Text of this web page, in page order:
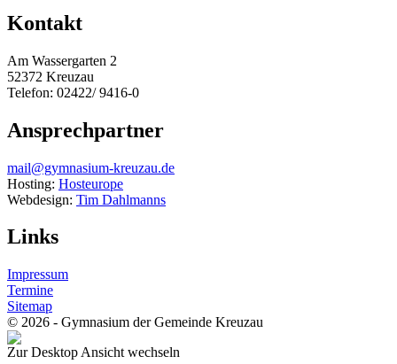
Kontakt
Am Wassergarten 2
52372 Kreuzau
Telefon: 02422/ 9416-0
Ansprechpartner
mail@gymnasium-kreuzau.de
Hosting: Hosteurope
Webdesign: Tim Dahlmanns
Links
Impressum
Termine
Sitemap
© 2026 - Gymnasium der Gemeinde Kreuzau
Zur Desktop Ansicht wechseln